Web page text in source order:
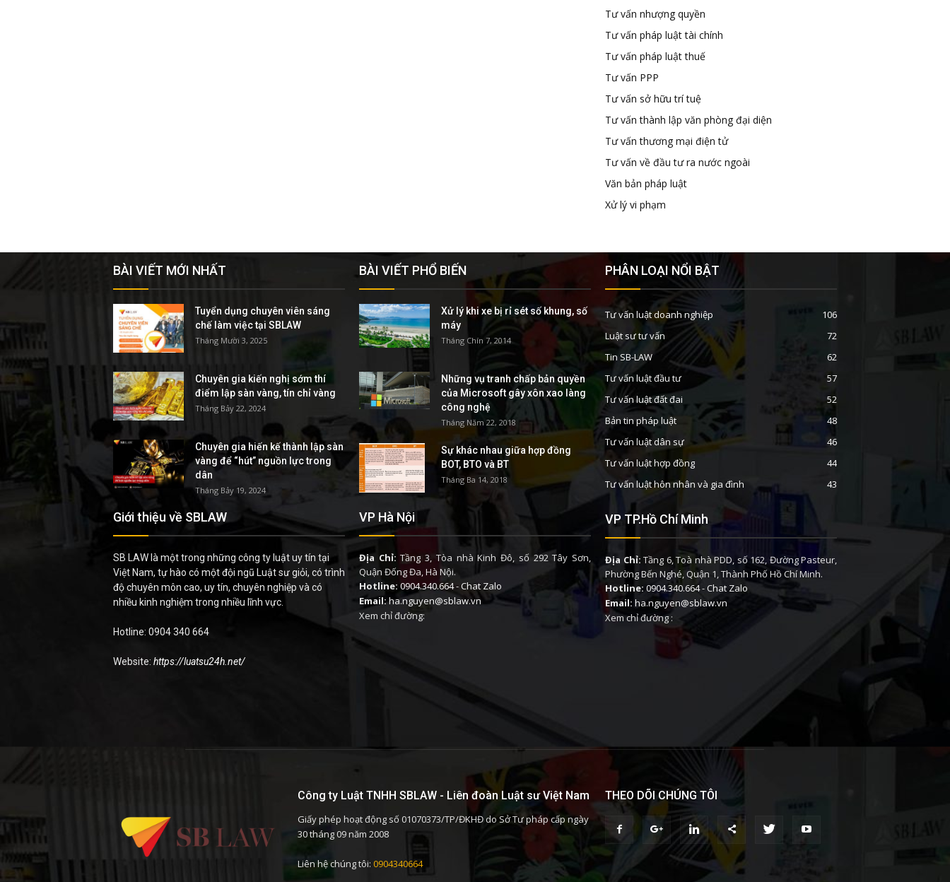
Tư vấn nhượng quyền
Tư vấn pháp luật tài chính
Tư vấn pháp luật thuế
Tư vấn PPP
Tư vấn sở hữu trí tuệ
Tư vấn thành lập văn phòng đại diện
Tư vấn thương mại điện tử
Tư vấn về đầu tư ra nước ngoài
Văn bản pháp luật
Xử lý vi phạm
BÀI VIẾT MỚI NHẤT
Tuyển dụng chuyên viên sáng
chế làm việc tại SBLAW
Tháng Mười 3, 2025
Chuyên gia kiến nghị sớm thí
điểm lập sàn vàng, tín chỉ vàng
Tháng Bảy 22, 2024
Chuyên gia hiến kế thành lập sàn
vàng để “hút” nguồn lực trong
dân
Tháng Bảy 19, 2024
Giới thiệu về SBLAW
SB LAW là một trong những công ty luật uy tín tại
Việt Nam, tự hào có một đội ngũ Luật sư giỏi, có trình
độ chuyên môn cao, uy tín, chuyên nghiệp và có
nhiều kinh nghiệm trong nhiều lĩnh vực.
Hotline: 0904 340 664
Website: https://luatsu24h.net/
BÀI VIẾT PHỔ BIẾN
Xử lý khi xe bị rỉ sét số khung, số
máy
Tháng Chín 7, 2014
Những vụ tranh chấp bản quyền
của Microsoft gây xôn xao làng
công nghệ
Tháng Năm 22, 2018
Sự khác nhau giữa hợp đồng
BOT, BTO và BT
Tháng Ba 14, 2018
VP Hà Nội
Địa Chỉ: Tầng 3, Tòa nhà Kinh Đô, số 292 Tây Sơn,
Quận Đống Đa, Hà Nội.
Hotline: 0904.340.664-Chat Zalo
Email:ha.nguyen@sblaw.vn
Xem chỉ đường:
PHÂN LOẠI NỔI BẬT
Tư vấn luật doanh nghiệp
106
Luật sư tư vấn
72
Tin SB-LAW
62
Tư vấn luật đầu tư
57
Tư vấn luật đất đai
52
Bản tin pháp luật
48
Tư vấn luật dân sự
46
Tư vấn luật hợp đồng
44
Tư vấn luật hôn nhân và gia đình
43
VP TP.Hồ Chí Minh
Địa Chỉ: Tầng 6, Toà nhà PDD, số 162, Đường Pasteur,
Phường Bến Nghé, Quận 1, Thành Phố Hồ Chí Minh.
Hotline: 0904.340.664-Chat Zalo
Email: ha.nguyen@sblaw.vn
Xem chỉ đường :
Công ty Luật TNHH SBLAW - Liên đoàn Luật sư Việt Nam
Giấy phép hoạt động số 01070373/TP/ĐKHĐ do Sở Tư pháp cấp ngày
30 tháng 09 năm 2008
Liên hệ chúng tôi: 0904340664
THEO DÕI CHÚNG TÔI